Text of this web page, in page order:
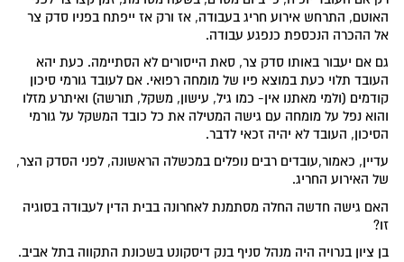
האוטם, התרחש אירוע חריג בעבודה, אז ורק אז ייפתח בפניו סדק צר
אל ההכרה הנכספת כנפגע עבודה.
גם אם יעבור באותו סדק צר, סאת הייסורים לא הסתיימה. כעת יהא
העובד תלוי כעת במוצא פיו של מומחה רפואי. אם לעובד גורמי סיכון
קודמים (ולמי מאתנו אין- כמו גיל, עישון, משקל, תורשה) ואיתרע מזלו
והוא נפל על מומחה עם גישה המטילה את כל כובד המשקל על גורמי
הסיכון, העובד לא יהיה זכאי לדבר.
עדיין, כאמור,עובדים רבים נופלים במכשלה הראשונה, לפני הסדק הצר,
של האירוע החריג.
האם גישה חדשה החלה מסתמנת לאחרונה בבית הדין לעבודה בסוגיה
זו?
בן ציון בנרויה היה מנהל סניף בנק דיסקונט בשכונת התקווה בתל אביב.